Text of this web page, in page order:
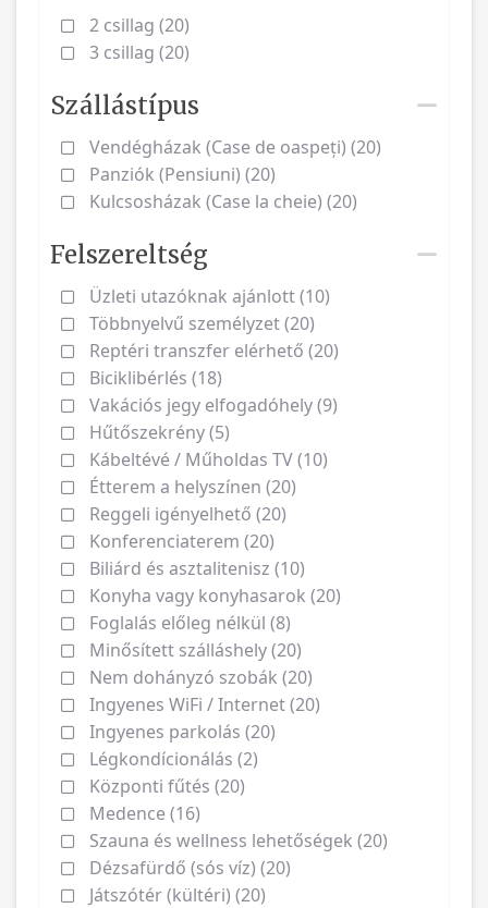
2 csillag (20)
3 csillag (20)
Szállástípus
Vendégházak (Case de oaspeți) (20)
Panziók (Pensiuni) (20)
Kulcsosházak (Case la cheie) (20)
Felszereltség
Üzleti utazóknak ajánlott (10)
Többnyelvű személyzet (20)
Reptéri transzfer elérhető (20)
Biciklibérlés (18)
Vakációs jegy elfogadóhely (9)
Hűtőszekrény (5)
Kábeltévé / Műholdas TV (10)
Étterem a helyszínen (20)
Reggeli igényelhető (20)
Konferenciaterem (20)
Biliárd és asztalitenisz (10)
Konyha vagy konyhasarok (20)
Foglalás előleg nélkül (8)
Minősített szálláshely (20)
Nem dohányzó szobák (20)
Ingyenes WiFi / Internet (20)
Ingyenes parkolás (20)
Légkondícionálás (2)
Központi fűtés (20)
Medence (16)
Szauna és wellness lehetőségek (20)
Dézsafürdő (sós víz) (20)
Játszótér (kültéri) (20)